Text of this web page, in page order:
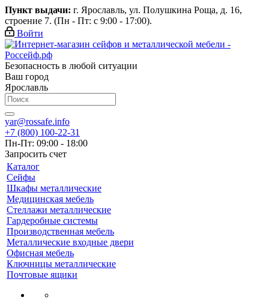
Пункт выдачи: г. Ярославль, ул. Полушкина Роща, д. 16,
строение 7. (Пн - Пт: с 9:00 - 17:00).
Войти
Безопасность в любой ситуации
Ваш город
Ярославль
yar@rossafe.info
+7 (800) 100-22-31
Пн-Пт: 09:00 - 18:00
Запросить счет
Каталог
Сейфы
Шкафы металлические
Медицинская мебель
Стеллажи металлические
Гардеробные системы
Производственная мебель
Металлические входные двери
Офисная мебель
Ключницы металлические
Почтовые ящики